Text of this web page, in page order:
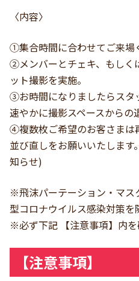
〈内容〉
①集合時間に合わせてご来場
②メンバーとチェキ、もしく
ット撮影を実施。
③お時間になりましたらスタ
速やかに撮影スペースからの
④複数枚ご希望のお客さまは
並び直しをお願いいたしま
知らせ)
※飛沫パーテーション・マス
型コロナウイルス感染対策を
※必ず下記 【注意事項】内を
【注意事項】